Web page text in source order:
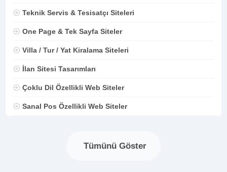
Teknik Servis & Tesisatçı Siteleri
One Page & Tek Sayfa Siteler
Villa / Tur / Yat Kiralama Siteleri
İlan Sitesi Tasarımları
Çoklu Dil Özellikli Web Siteler
Sanal Pos Özellikli Web Siteler
Tümünü Göster